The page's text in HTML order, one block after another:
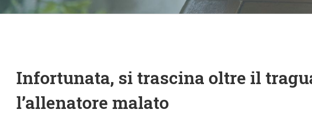
Infortunata, si trascina oltre il
l’allenatore malato